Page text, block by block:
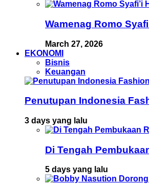
Wamenag Romo
March 27, 2026
EKONOMI
Bisnis
Keuangan
Penutupan Indonesia
3 days yang lalu
Di Tengah
5 days yang lalu